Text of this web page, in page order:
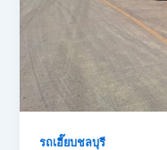
รถเฮี๊ยบชลบุรี